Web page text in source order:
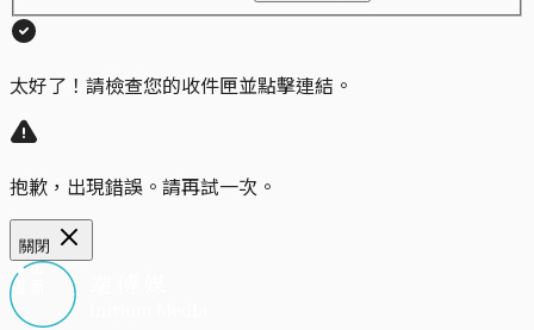
太好了！請檢查您的收件匣並點擊連結。
抱歉，出現錯誤。請再試一次。
關閉